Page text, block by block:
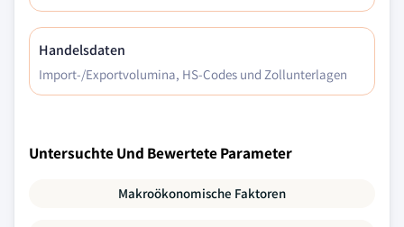
Handelsdaten
Import-/Exportvolumina, HS-Codes und Zollunterlagen
Untersuchte Und Bewertete Parameter
Makroökonomische Faktoren